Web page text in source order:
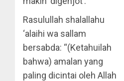
Rasulullah shalallahu
‘alaihi wa sallam
bersabda: “(Ketahuilah
bahwa) amalan yang
paling dicintai oleh Allah